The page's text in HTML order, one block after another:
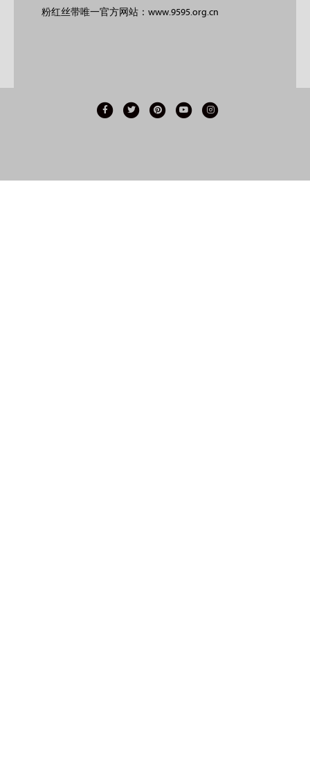
粉红丝带唯一官方网站：www.9595.org.cn
FacebookTwitter PinterestYoutubeInstagram